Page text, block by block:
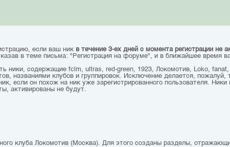
если ваш ник в течение 3-ех дней с момента регистрации не
в теме письма: "Регистрация на форуме", и в ближайшее время
ники, содержащие fclm, ultras, red-green, 1923, Локомотив, Loko,
названиями клубов и группировок. Исключение делается, пожалуй,
если он похож на ник уже зарегистрированного пользователя.
активированы не будут.
клуба Локомотив (Москва). Для этого созданы разделы,